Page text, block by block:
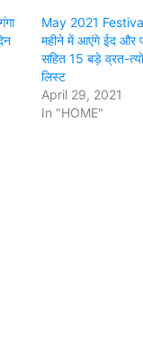
May 2021
महीने में आएंगे ईद और
सहित 15 बड़े व्रत-
लिस्ट
April 29, 2021
In "HOME"